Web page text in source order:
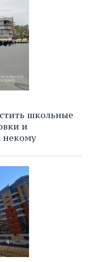
школьные
и
некому